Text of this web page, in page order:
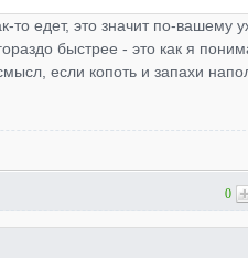
то едет, это значит по-вашему
быстрее - это как я
если копоть и запахи
0